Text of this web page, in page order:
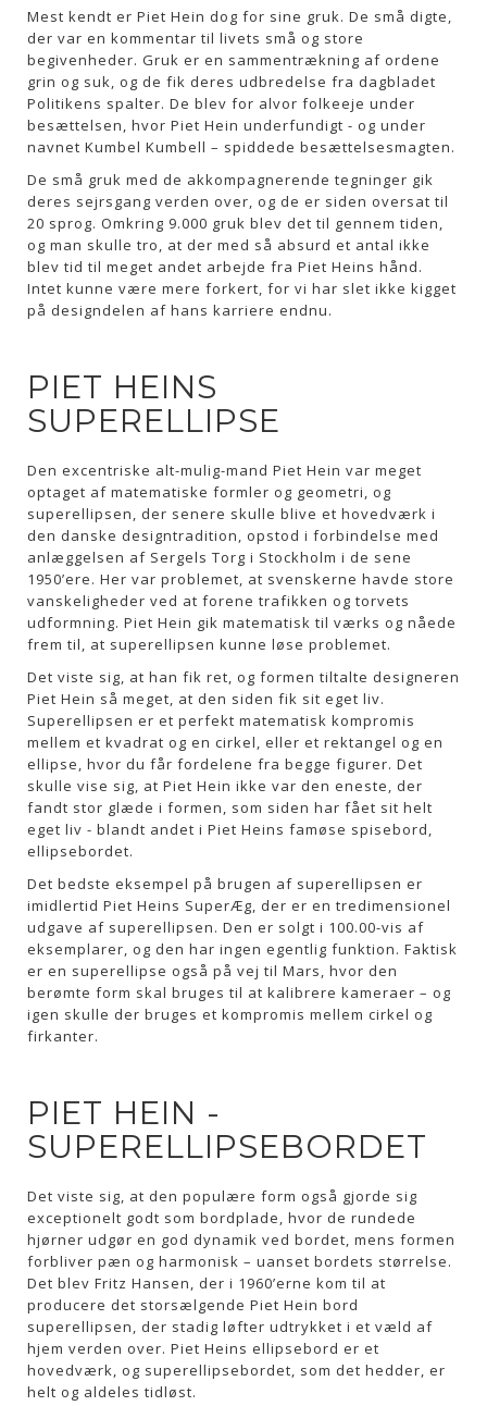
Mest kendt er Piet Hein dog for sine gruk. De små digte,
der var en kommentar til livets små og store
begivenheder. Gruk er en sammentrækning af ordene
grin og suk, og de fik deres udbredelse fra dagbladet
Politikens spalter. De blev for alvor folkeeje under
besættelsen, hvor Piet Hein underfundigt - og under
navnet Kumbel Kumbell – spiddede besættelsesmagten.
De små gruk med de akkompagnerende tegninger gik
deres sejrsgang verden over, og de er siden oversat til
20 sprog. Omkring 9.000 gruk blev det til gennem tiden,
og man skulle tro, at der med så absurd et antal ikke
blev tid til meget andet arbejde fra Piet Heins hånd.
Intet kunne være mere forkert, for vi har slet ikke kigget
på designdelen af hans karriere endnu.
PIET HEINS
SUPERELLIPSE
Den excentriske alt-mulig-mand Piet Hein var meget
optaget af matematiske formler og geometri, og
superellipsen, der senere skulle blive et hovedværk i
den danske designtradition, opstod i forbindelse med
anlæggelsen af Sergels Torg i Stockholm i de sene
1950’ere. Her var problemet, at svenskerne havde store
vanskeligheder ved at forene trafikken og torvets
udformning. Piet Hein gik matematisk til værks og nåede
frem til, at superellipsen kunne løse problemet.
Det viste sig, at han fik ret, og formen tiltalte designeren
Piet Hein så meget, at den siden fik sit eget liv.
Superellipsen er et perfekt matematisk kompromis
mellem et kvadrat og en cirkel, eller et rektangel og en
ellipse, hvor du får fordelene fra begge figurer. Det
skulle vise sig, at Piet Hein ikke var den eneste, der
fandt stor glæde i formen, som siden har fået sit helt
eget liv - blandt andet i Piet Heins famøse spisebord,
ellipsebordet.
Det bedste eksempel på brugen af superellipsen er
imidlertid Piet Heins SuperÆg, der er en tredimensionel
udgave af superellipsen. Den er solgt i 100.00-vis af
eksemplarer, og den har ingen egentlig funktion. Faktisk
er en superellipse også på vej til Mars, hvor den
berømte form skal bruges til at kalibrere kameraer – og
igen skulle der bruges et kompromis mellem cirkel og
firkanter.
PIET HEIN -
SUPERELLIPSEBORDET
Det viste sig, at den populære form også gjorde sig
exceptionelt godt som bordplade, hvor de rundede
hjørner udgør en god dynamik ved bordet, mens formen
forbliver pæn og harmonisk – uanset bordets størrelse.
Det blev Fritz Hansen, der i 1960’erne kom til at
producere det storsælgende Piet Hein bord
superellipsen, der stadig løfter udtrykket i et væld af
hjem verden over. Piet Heins ellipsebord er et
hovedværk, og superellipsebordet, som det hedder, er
helt og aldeles tidløst.